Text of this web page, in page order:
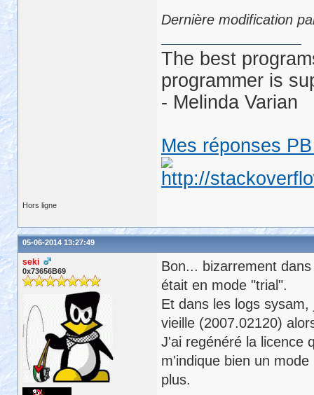
Dernière modification
The best
programmer is
- Melinda Varian
Mes réponses
Hors ligne
05-06-2014 13:27:49
seki
0x73656B69
Bon... bizarrement
était en mode "trial".
Et dans les logs
vieille (2007.02120)
J'ai regénéré la licence
m'indique bien un
plus.